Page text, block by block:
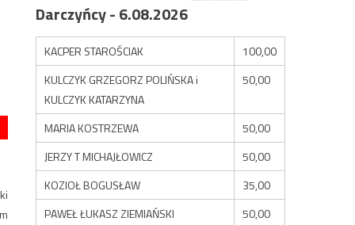
Darczyńcy - 6.08.2026
KACPER STAROŚCIAK
100,00
KULCZYK GRZEGORZ POLIŃSKA i
KULCZYK KATARZYNA
50,00
MARIA KOSTRZEWA
50,00
JERZY T MICHAJŁOWICZ
50,00
KOZIOŁ BOGUSŁAW
35,00
PAWEŁ ŁUKASZ ZIEMIAŃSKI
50,00